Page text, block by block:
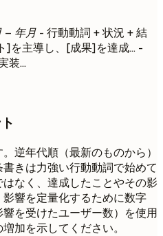
– 年月 - 行動動詞 + 状況 + 結
]を主導し、[成果]を達成... -
装...
逆年代順（最新のものから）
きは力強い行動動詞で始めて
なく、達成したことやその影
響を定量化するために数字
響を受けたユーザー数）を使用
加を示してください。